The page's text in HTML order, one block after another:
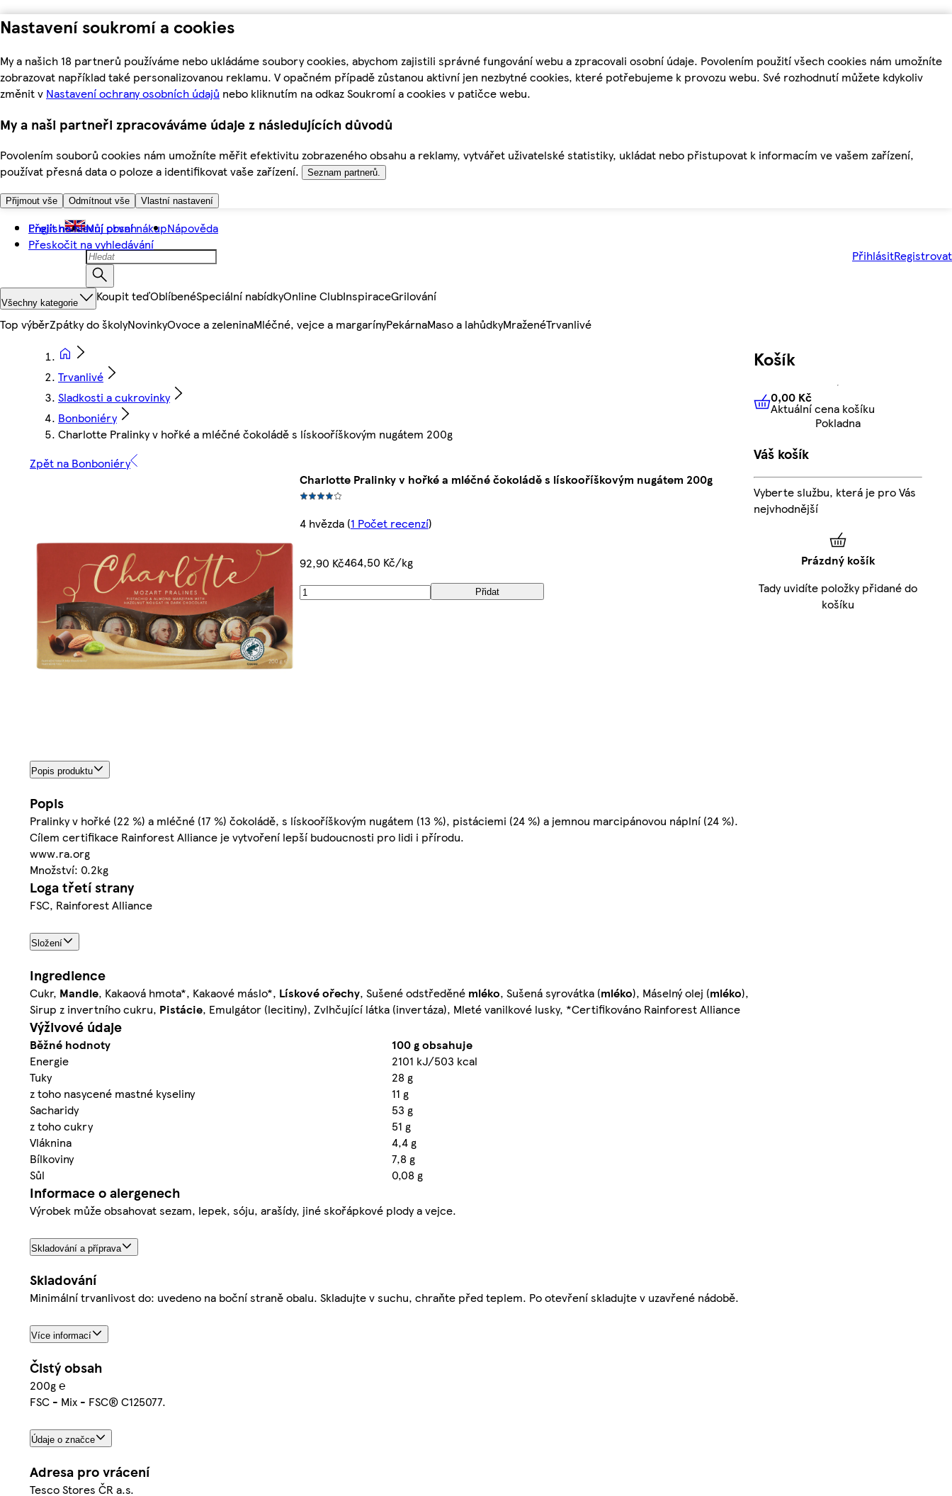
Nastavení soukromí a cookies
My a našich 18 partnerů používáme nebo ukládáme soubory cookies, abychom zajistili správné fungování webu a zpracovali osobní údaje. Povolením použití všech cookies nám umožníte
zobrazovat například také personalizovanou reklamu. V opačném případě zůstanou aktivní jen nezbytné cookies, které potřebujeme k provozu webu. Své rozhodnutí můžete kdykoliv
změnit v Nastavení ochrany osobních údajů nebo kliknutím na odkaz Soukromí a cookies v patičce webu.
My a naši partneři zpracováváme údaje z následujících důvodů
Povolením souborů cookies nám umožníte měřit efektivitu zobrazeného obsahu a reklamy, vytvářet uživatelské statistiky, ukládat nebo přistupovat k informacím ve vašem zařízení,
používat přesná data o poloze a identifikovat vaše zařízení.
Seznam partnerů.
Přijmout vše Odmítnout vše Vlastní nastavení
Přejít na hlavní obsah
Přeskočit na vyhledávání
English Můj první nákupNápověda
PřihlásitRegistrovat
Všechny kategorie Koupit teďOblíbenéSpeciální nabídkyOnline ClubInspiraceGrilování
Top výběrZpátky do školyNovinkyOvoce a zeleninaMléčné, vejce a margarínyPekárnaMaso a lahůdkyMraženéTrvanlivé
Trvanlivé
Sladkosti a cukrovinky
Bonboniéry
Charlotte Pralinky v hořké a mléčné čokoládě s lískooříškovým nugátem 200g
Zpět na Bonboniéry
Charlotte Pralinky v hořké a mléčné čokoládě s lískooříškovým nugátem 200g
4 hvězda(1 Počet recenzí)
92,90 Kč464,50 Kč/kg
Přidat
Popis produktu
Popis
Pralinky v hořké (22 %) a mléčné (17 %) čokoládě, s lískooříškovým nugátem (13 %), pistáciemi (24 %) a jemnou marcipánovou náplní (24 %).
Cílem certifikace Rainforest Alliance je vytvoření lepší budoucnosti pro lidi i přírodu.
www.ra.org
Množství: 0.2kg
Loga třetí strany
FSC, Rainforest Alliance
Složení
Ingredience
Cukr, Mandle, Kakaová hmota*, Kakaové máslo*, Lískové ořechy, Sušené odstředěné mléko, Sušená syrovátka (mléko), Máselný olej (mléko),
Sirup z invertního cukru, Pistácie, Emulgátor (lecitiny), Zvlhčující látka (invertáza), Mleté vanilkové lusky, *Certifikováno Rainforest Alliance
Výživové údaje
Běžné hodnoty
100 g obsahuje
Energie
2101 kJ/503 kcal
Tuky
28 g
z toho nasycené mastné kyseliny
11 g
Sacharidy
53 g
z toho cukry
51 g
Vláknina
4,4 g
Bílkoviny
7,8 g
Sůl
0,08 g
Informace o alergenech
Výrobek může obsahovat sezam, lepek, sóju, arašídy, jiné skořápkové plody a vejce.
Skladování a příprava
Skladování
Minimální trvanlivost do: uvedeno na boční straně obalu. Skladujte v suchu, chraňte před teplem. Po otevření skladujte v uzavřené nádobě.
Více informací
Čistý obsah
200g ℮
FSC - Mix - FSC® C125077.
Údaje o značce
Adresa pro vrácení
Tesco Stores ČR a.s.
Košík
0,00 KčAktuální cena košíku
0,00 Kč
Aktuální cena košíku
Pokladna
Váš košík
Vyberte službu, která je pro Vás
nejvhodnější
Prázdný košík
Tady uvidíte položky přidané do
košíku